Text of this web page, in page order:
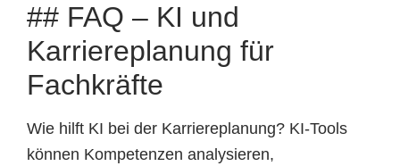
## FAQ – KI und
Karriereplanung für
Fachkräfte
Wie hilft KI bei der Karriereplanung? KI-Tools
können Kompetenzen analysieren,